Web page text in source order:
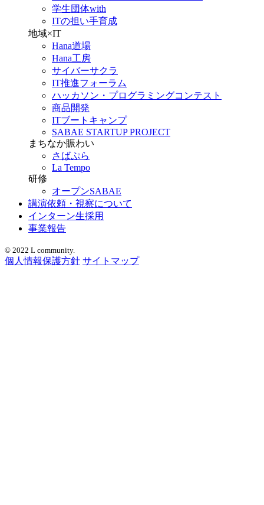
学生団体with
ITの担い手育成
地域×IT
Hana道場
Hana工房
サイバーサクラ
IT推進フォーラム
ハッカソン・プログラミングコンテスト
商品開発
ITブートキャンプ
SABAE STARTUP PROJECT
まちなか賑わい
さばぷら
La Tempo
研修
オープンSABAE
講演依頼・視察について
インターン生採用
事業報告
© 2022 L community.
個人情報保護方針 サイトマップ